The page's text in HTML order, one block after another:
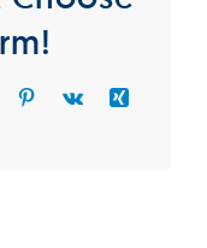
TumblrPinterest
Vk